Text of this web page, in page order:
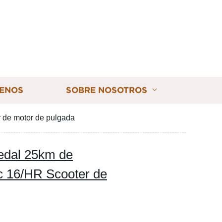
SOBRE NOSOTROS
motor de pulgada
25km de
16/HR Scooter de